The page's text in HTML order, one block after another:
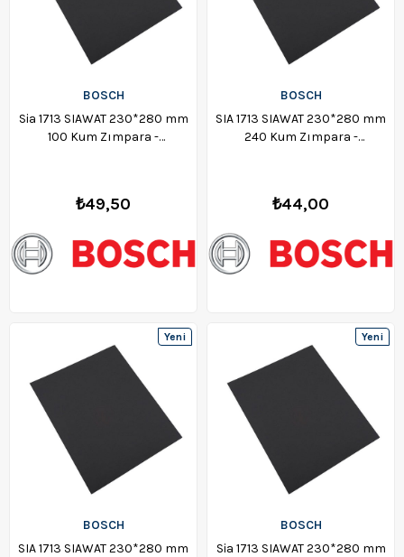
BOSCH
Sia 1713 SIAWAT 230*280 mm
100 Kum Zımpara -
₺49,50
BOSCH
SIA 1713 SIAWAT 230*280 mm
240 Kum Zımpara -
₺44,00
BOSCH
SIA 1713 SIAWAT 230*280 mm
Yeni
BOSCH
Sia 1713 SIAWAT 230*280 mm
Yeni